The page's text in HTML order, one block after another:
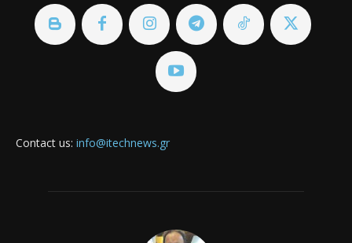
Contact us: info@itechnews.gr